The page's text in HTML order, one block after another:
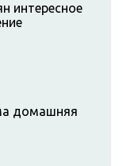
интересное
домашняя